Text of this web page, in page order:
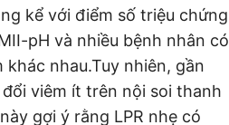
kể với điểm số triệu chứng
pH và nhiều bệnh nhân có
nhau.Tuy nhiên, gần
viêm ít trên nội soi thanh
gợi ý rằng LPR nhẹ có